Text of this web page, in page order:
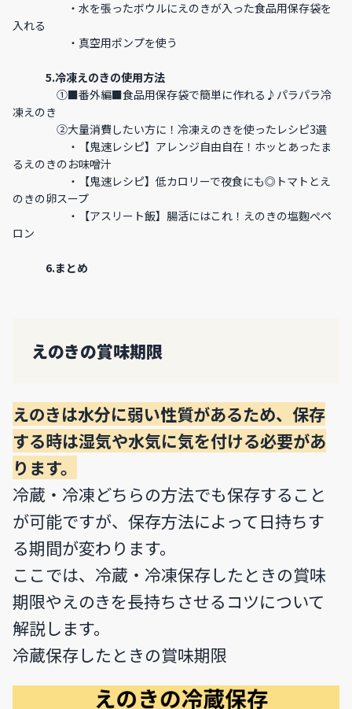
・ 水を張ったボウルにえのきが入った食品用保存袋を
入れる
・ 真空用ポンプを使う
5.冷凍えのきの使用方法
①■番外編■食品用保存袋で簡単に作れる♪パラパラ冷
凍えのき
②大量消費したい方に！冷凍えのきを使ったレシピ3選
・
【鬼速レシピ】アレンジ自由自在！ホッとあったま
るえのきのお味噌汁
・
【鬼速レシピ】低カロリーで夜食にも◎トマトとえ
のきの卵スープ
・
【アスリート飯】腸活にはこれ！えのきの塩麴ぺペ
ロン
6.まとめ
えのきの賞味期限
えのきは水分に弱い性質があるため、保存
する時は湿気や水気に気を付ける必要があ
ります。
冷蔵・冷凍どちらの方法でも保存すること
が可能ですが、保存方法によって日持ちす
る期間が変わります。
ここでは、冷蔵・冷凍保存したときの賞味
期限やえのきを長持ちさせるコツについて
解説します。
冷蔵保存したときの賞味期限